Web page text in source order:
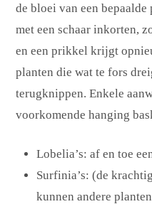
de bloei van een
met een schaar inkorten,
en een prikkel krijgt
planten die wat te fors
terugknippen. Enkele
voorkomende hanging
Lobelia’s: af en toe
Surfinia’s: (de
kunnen andere